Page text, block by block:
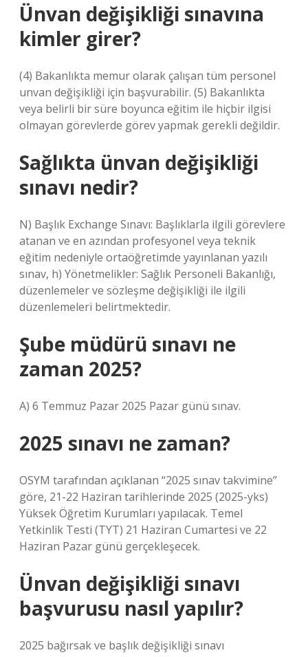
Ünvan değişikliği sınavına
kimler girer?
(4) Bakanlıkta memur olarak çalışan tüm personel
unvan değişikliği için başvurabilir. (5) Bakanlıkta
veya belirli bir süre boyunca eğitim ile hiçbir ilgisi
olmayan görevlerde görev yapmak gerekli değildir.
Sağlıkta ünvan değişikliği
sınavı nedir?
N) Başlık Exchange Sınavı: Başlıklarla ilgili görevlere
atanan ve en azından profesyonel veya teknik
eğitim nedeniyle ortaöğretimde yayınlanan yazılı
sınav, h) Yönetmelikler: Sağlık Personeli Bakanlığı,
düzenlemeler ve sözleşme değişikliği ile ilgili
düzenlemeleri belirtmektedir.
Şube müdürü sınavı ne
zaman 2025?
A) 6 Temmuz Pazar 2025 Pazar günü sınav.
2025 sınavı ne zaman?
OSYM tarafından açıklanan “2025 sınav takvimine”
göre, 21-22 Haziran tarihlerinde 2025 (2025-yks)
Yüksek Öğretim Kurumları yapılacak. Temel
Yetkinlik Testi (TYT) 21 Haziran Cumartesi ve 22
Haziran Pazar günü gerçekleşecek.
Ünvan değişikliği sınavı
başvurusu nasıl yapılır?
2025 bağırsak ve başlık değişikliği sınavı